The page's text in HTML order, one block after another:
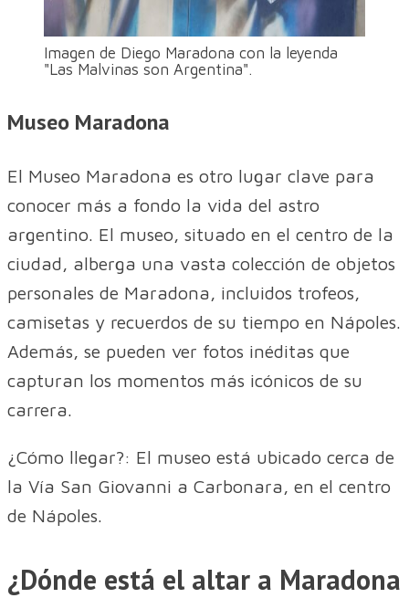
Imagen de Diego Maradona con la leyenda
"Las Malvinas son Argentina".
Museo Maradona
El Museo Maradona es otro lugar clave para
conocer más a fondo la vida del astro
argentino. El museo, situado en el centro de la
ciudad, alberga una vasta colección de objetos
personales de Maradona, incluidos trofeos,
camisetas y recuerdos de su tiempo en Nápoles.
Además, se pueden ver fotos inéditas que
capturan los momentos más icónicos de su
carrera.
¿Cómo llegar?: El museo está ubicado cerca de
la Vía San Giovanni a Carbonara, en el centro
de Nápoles.
¿Dónde está el altar a Maradona